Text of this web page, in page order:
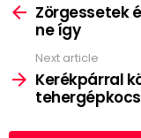
moreZörgessetek
ne így
Next article
Kerékpárral